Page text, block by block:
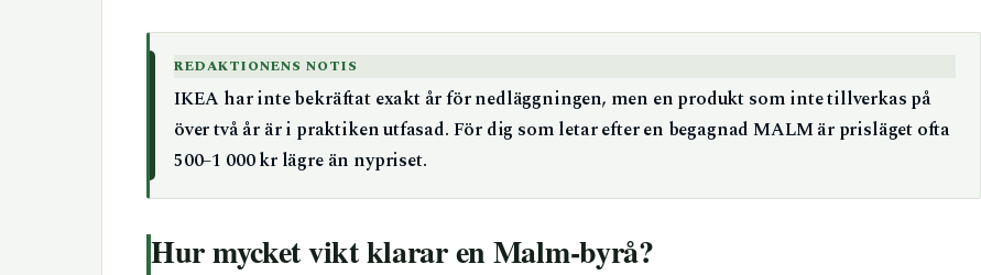
REDAKTIONENS NOTIS
IKEA har inte bekräftat exakt år för nedläggningen, men en produkt som inte tillverkas på
över två år är i praktiken utfasad. För dig som letar efter en begagnad MALM är prisläget ofta
500–1 000 kr lägre än nypriset.
Hur mycket vikt klarar en Malm-byrå?